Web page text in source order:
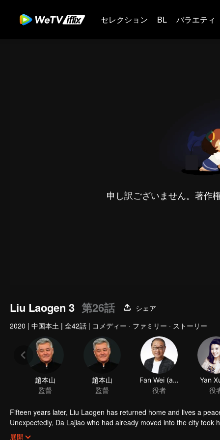
セレクション BL バラエティ
申し訳ございません。著作
Liu Laogen 3 第26話
シェア
2020 | 中国本土 | 全42話 | コメディー · ファミリー · ストーリー
趙本山
監督
趙本山
監督
Fan Wei (actor)
役者
Yan
役
Fifteen years later, Liu Laogen has returned home and lives a
Unexpectedly, Da Lajiao who had already moved into the city
arrange a place in the villa. Liu Laogen also took this opportunity
展開